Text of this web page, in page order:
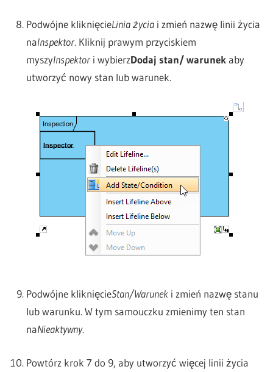
Podwójne kliknięcieLinia życiai zmień nazwę linii życia
naInspektor. Kliknij prawym przyciskiem
myszyInspektori wybierzDodaj stan/ warunekaby
utworzyć nowy stan lub warunek.
Podwójne kliknięcieStan/Waruneki zmień nazwę stanu
lub warunku. W tym samouczku zmienimy ten stan
naNieaktywny.
Powtórz krok 7 do 9, aby utworzyć więcej linii życia